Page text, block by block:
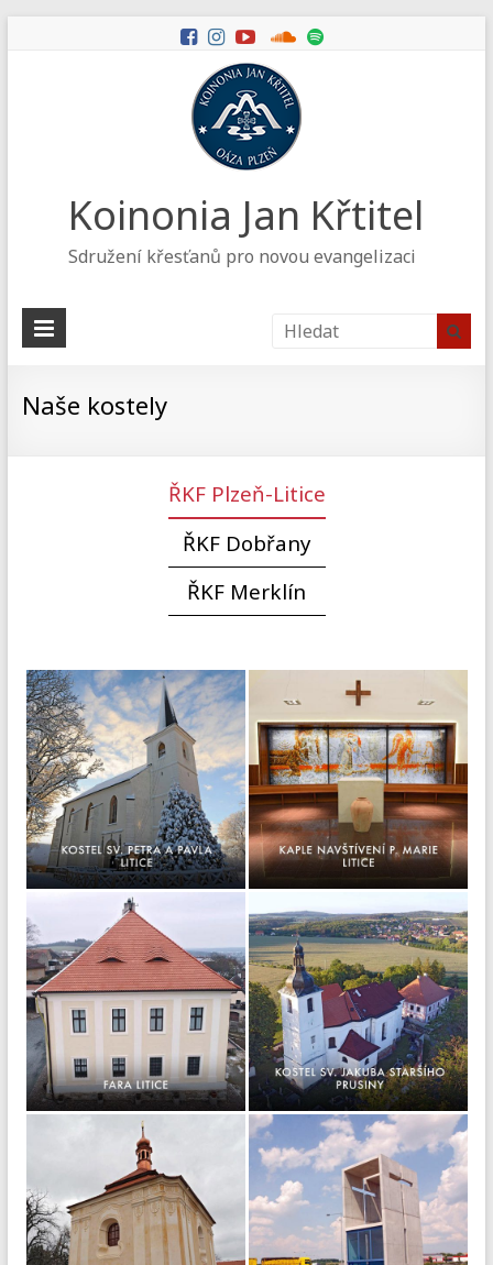
Koinonia Jan Křtitel
Sdružení křesťanů pro novou evangelizaci
Naše kostely
ŘKF Plzeň-Litice
ŘKF Dobřany
ŘKF Merklín